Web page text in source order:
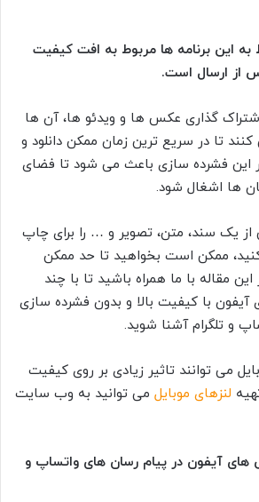
این برنامه ها مربوط به افت کیفیت
از ارسال است.
اشتراک گذاری عکس ها و ویدئو ها، آن ها
تا در سریع ترین زمان ممکن دانلود و
این فشرده سازی باعث می شود تا فضای
ها اشغال شود.
از یک سند، متن، تصویر و … را برای چاپ
ممکن است بخواهید تا حد ممکن
مقاله با ما همراه باشید تا با چند
با کیفیت بالا و بدون فشرده سازی
و تلگرام آشنا شوید.
می توانند تاثیر زیادی بر روی کیفیت
لنزهای موبایل می توانید به وب سایت